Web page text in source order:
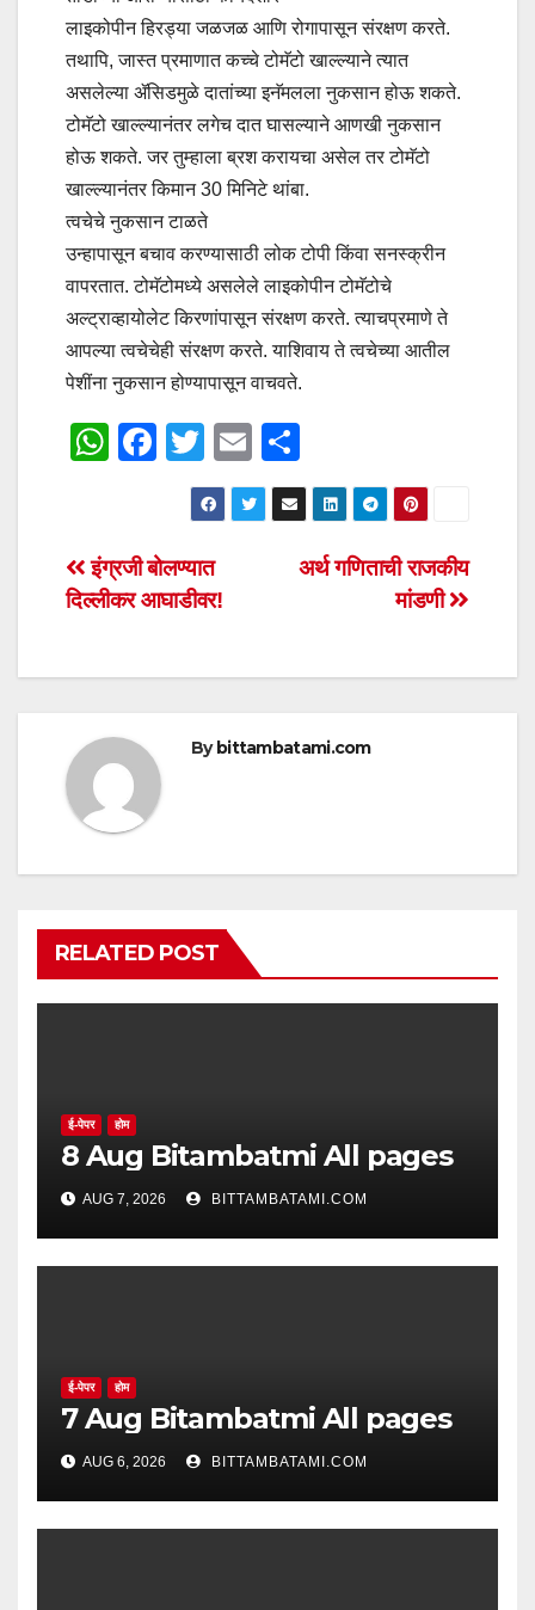
लाइकोपीन हिरड्या जळजळ आणि रोगापासून संरक्षण करते.
तथापि, जास्त प्रमाणात कच्चे टोमॅटो खाल्ल्याने त्यात
असलेल्या ॲसिडमुळे दातांच्या इनॅमलला नुकसान होऊ शकते.
टोमॅटो खाल्ल्यानंतर लगेच दात घासल्याने आणखी नुकसान
होऊ शकते. जर तुम्हाला ब्रश करायचा असेल तर टोमॅटो
खाल्ल्यानंतर किमान 30 मिनिटे थांबा.
त्वचेचे नुकसान टाळते
उन्हापासून बचाव करण्यासाठी लोक टोपी किंवा सनस्क्रीन
वापरतात. टोमॅटोमध्ये असलेले लाइकोपीन टोमॅटोचे
अल्ट्राव्हायोलेट किरणांपासून संरक्षण करते. त्याचप्रमाणे ते
आपल्या त्वचेचेही संरक्षण करते. याशिवाय ते त्वचेच्या आतील
पेशींना नुकसान होण्यापासून वाचवते.
W
s
A
p
F
e
b
o
T
wi
tt
er
E
m
ail
h
ar
e
Post
अर्थ गणिताची राजकीय
मांडणी
इंग्रजी बोलण्यात
दिल्लीकर आघाडीवर!
By bittambatami.com
RELATED POST
ई-पेपर होम
8 Aug Bitambatmi All pages
AUG 7, 2026 BITTAMBATAMI.COM
ई-पेपर होम
7 Aug Bitambatmi All pages
AUG 6, 2026 BITTAMBATAMI.COM